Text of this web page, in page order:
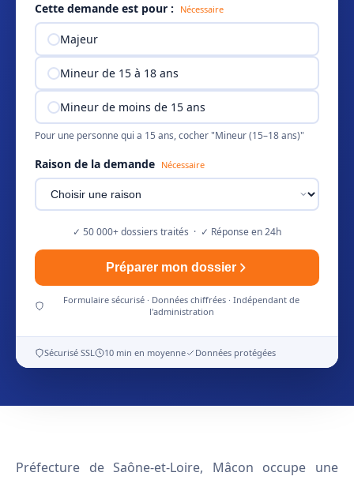
Cette demande est pour : Nécessaire
Majeur
Mineur de 15 à 18 ans
Mineur de moins de 15 ans
Pour une personne qui a 15 ans, cocher "Mineur (15–18 ans)"
Raison de la demande Nécessaire
✓ 50 000+ dossiers traités · ✓ Réponse en 24h
Préparer mon dossier
Formulaire sécurisé · Données chiffrées · Indépendant de
l'administration
Sécurisé SSL 10 min en moyenne Données protégées
Préfecture de Saône-et-Loire, Mâcon occupe une